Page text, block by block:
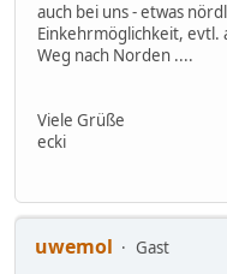
auch bei uns - etwas
Einkehrmöglichkeit, evtl.
Weg nach Norden ....
Viele Grüße
ecki
uwemol Gast